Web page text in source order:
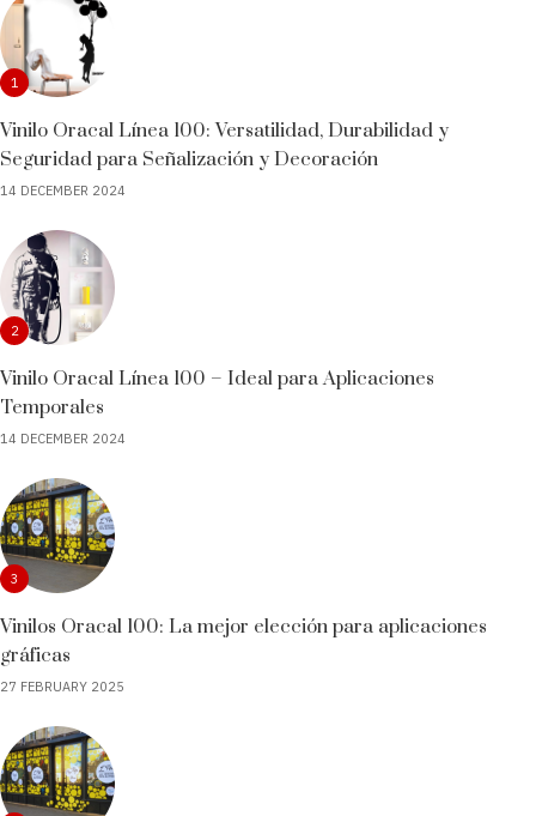
1
Vinilo Oracal Línea 100: Versatilidad, Durabilidad y
Seguridad para Señalización y Decoración
14 DECEMBER 2024
2
Vinilo Oracal Línea 100 – Ideal para Aplicaciones
Temporales
14 DECEMBER 2024
3
Vinilos Oracal 100: La mejor elección para aplicaciones
gráficas
27 FEBRUARY 2025